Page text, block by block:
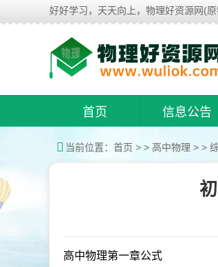
好好学习，天天向上，物理好资源网(
首页 信息公告
当前位置： 首页 > > 高中物理 > >
高中物理第一章公式